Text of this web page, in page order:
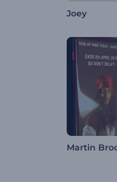
Joey
Martin